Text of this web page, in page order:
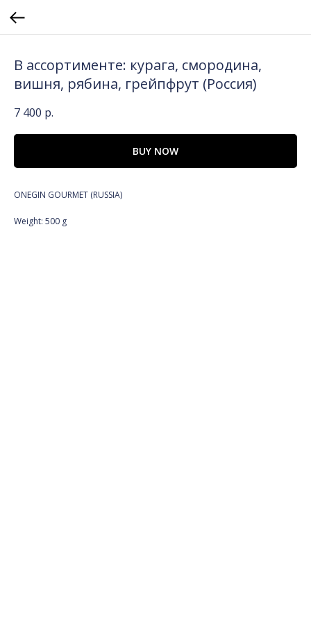
В ассортименте: курага, смородина,
вишня, рябина, грейпфрут (Россия)
7 400 р.
BUY NOW
ONEGIN GOURMET (RUSSIA)
Weight: 500 g